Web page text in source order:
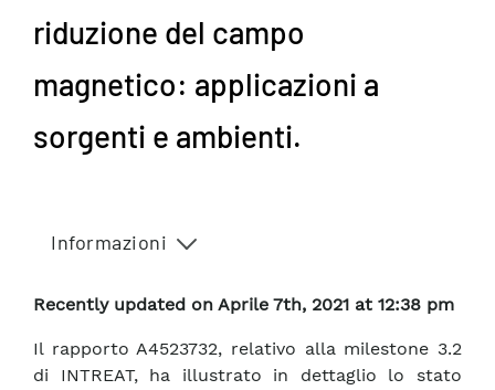
riduzione del campo
magnetico: applicazioni a
sorgenti e ambienti.
Informazioni
Recently updated on Aprile 7th, 2021 at 12:38 pm
Il rapporto A4523732, relativo alla milestone 3.2
di INTREAT, ha illustrato in dettaglio lo stato